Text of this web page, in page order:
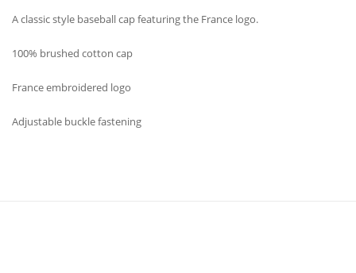
A classic style baseball cap featuring the France logo.
100% brushed cotton cap
France embroidered logo
Adjustable buckle fastening